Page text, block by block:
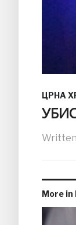
ЦРНА
More in